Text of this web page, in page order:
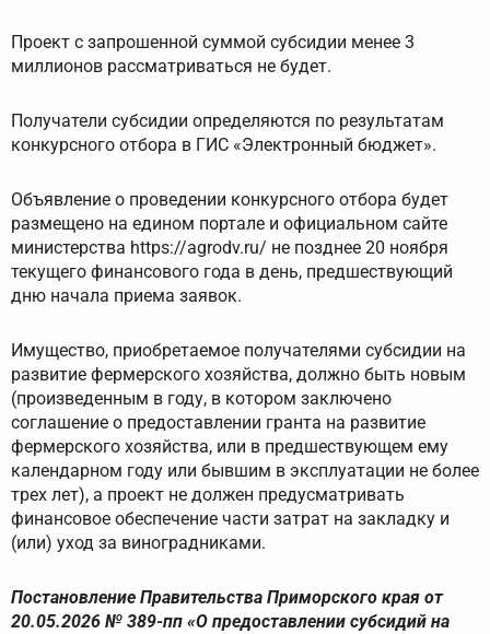
Проект с запрошенной суммой субсидии менее 3
миллионов рассматриваться не будет.
Получатели субсидии определяются по результатам
конкурсного отбора в ГИС «Электронный бюджет».
Объявление о проведении конкурсного отбора будет
размещено на едином портале и официальном сайте
министерства https://agrodv.ru/ не позднее 20 ноября
текущего финансового года в день, предшествующий
дню начала приема заявок.
Имущество, приобретаемое получателями субсидии на
развитие фермерского хозяйства, должно быть новым
(произведенным в году, в котором заключено
соглашение о предоставлении гранта на развитие
фермерского хозяйства, или в предшествующем ему
календарном году или бывшим в эксплуатации не более
трех лет), а проект не должен предусматривать
финансовое обеспечение части затрат на закладку и
(или) уход за виноградниками.
Постановление Правительства Приморского края от
20.05.2026 № 389-пп «О предоставлении субсидий на